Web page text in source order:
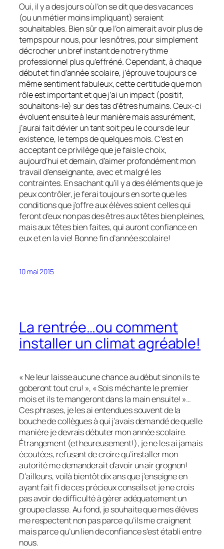
Oui, il y a des jours où l’on se dit que des vacances
(ou un métier moins impliquant) seraient
souhaitables. Bien sûr que l’on aimerait avoir plus de
temps pour nous, pour les nôtres, pour simplement
décrocher un bref instant de notre rythme
professionnel plus qu’effréné. Cependant, à chaque
début et fin d’année scolaire, j’éprouve toujours ce
même sentiment fabuleux, cette certitude que mon
rôle est important et que j’ai un impact (positif,
souhaitons-le) sur des tas d’êtres humains. Ceux-ci
évoluent ensuite à leur manière mais assurément,
j’aurai fait dévier un tant soit peu le cours de leur
existence, le temps de quelques mois. C’est en
acceptant ce privilège que je fais le choix,
aujourd’hui et demain, d’aimer profondément mon
travail d’enseignante, avec et malgré les
contraintes. En sachant qu’il y a des éléments que je
peux contrôler, je ferai toujours en sorte que les
conditions que j’offre aux élèves soient celles qui
feront d’eux non pas des êtres aux têtes bien pleines,
mais aux têtes bien faites, qui auront confiance en
eux et en la vie! Bonne fin d’année scolaire!
10 mai 2015
La rentrée…ou comment
installer un climat agréable!
« Ne leur laisse aucune chance au début sinon ils te
goberont tout cru! », « Sois méchante le premier
mois et ils te mangeront dans la main ensuite! »…
Ces phrases, je les ai entendues souvent de la
bouche de collègues à qui j’avais demandé de quelle
manière je devrais débuter mon année scolaire.
Étrangement (et heureusement!), je ne les ai jamais
écoutées, refusant de croire qu’installer mon
autorité me demanderait d’avoir un air grognon!
D’ailleurs, voilà bientôt dix ans que j’enseigne en
ayant fait fi de ces précieux conseils et je ne crois
pas avoir de difficulté à gérer adéquatement un
groupe classe. Au fond, je souhaite que mes élèves
me respectent non pas parce qu’ils me craignent
mais parce qu’un lien de confiance s’est établi entre
nous.